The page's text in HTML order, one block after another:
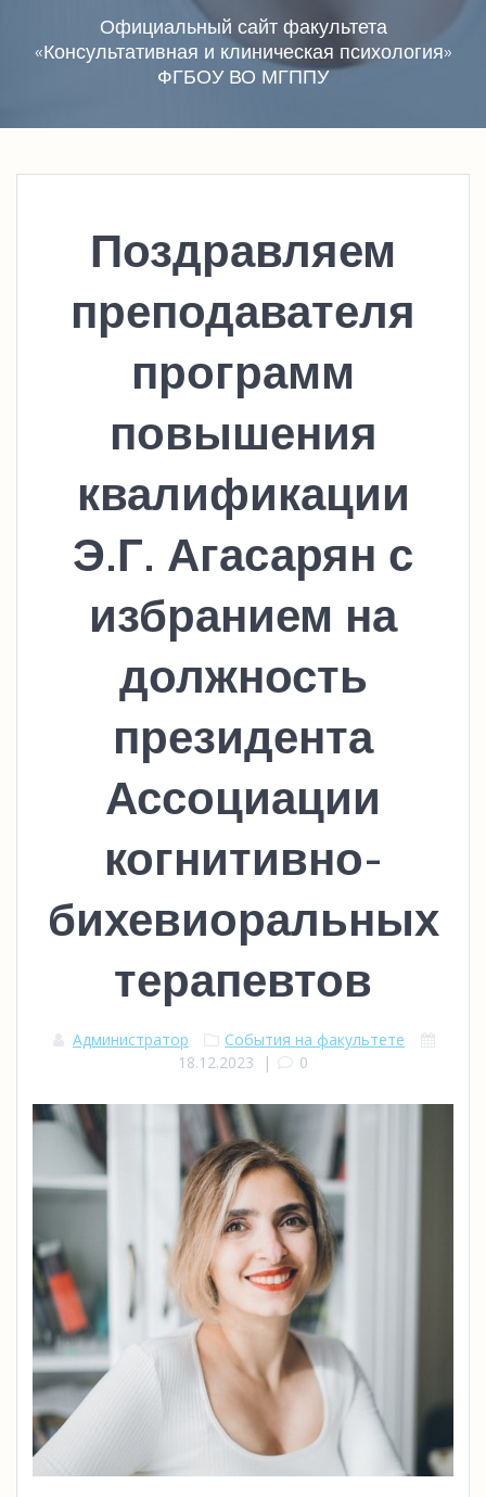
Официальный сайт факультета
«Консультативная и клиническая психология»
ФГБОУ ВО МГППУ
Поздравляем
преподавателя
программ
повышения
квалификации
Э.Г. Агасарян с
избранием на
должность
президента
Ассоциации
когнитивно-
бихевиоральных
терапевтов
Администратор
События на факультете
18.12.2023 | 0